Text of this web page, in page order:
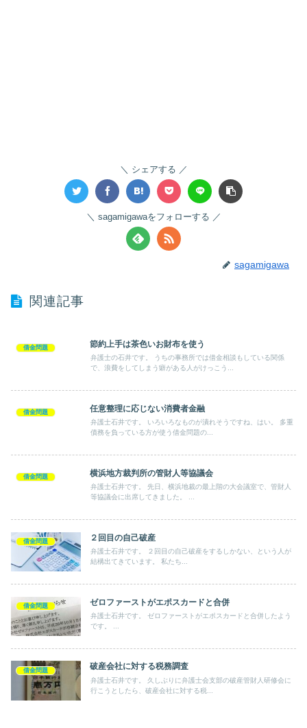
シェアする
sagamigawaをフォローする
sagamigawa
関連記事
借金問題 節約上手は茶色いお財布を使う
弁護士の石井です。 うちの事務所では借金相談もしている関係
で、浪費をしてしまう癖がある人がけっこう...
借金問題 任意整理に応じない消費者金融
弁護士石井です。 いろいろなものが潰れそうですね、はい。 多重
債務を負っている方が使う借金問題の...
借金問題 横浜地方裁判所の管財人等協議会
弁護士石井です。 先日、横浜地裁の最上階の大会議室で、管財人
借金問題 ２回目の自己破産
弁護士石井です。 ２回目の自己破産をするしかない、という人が
結構出てきています。 私たち...
借金問題 ゼロファーストがエポスカードと合併
弁護士石井です。 ゼロファーストがエポスカードと合併したよう
借金問題 破産会社に対する税務調査
弁護士石井です。 久しぶりに弁護士会支部の破産管財人研修会に
行こうとしたら、破産会社に対する税...